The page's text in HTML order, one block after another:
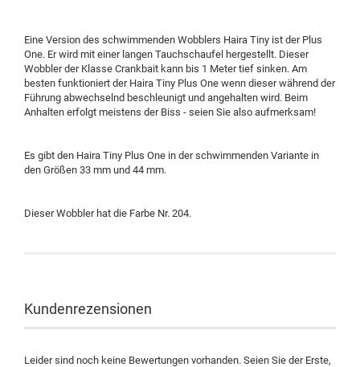
Eine Version des schwimmenden Wobblers Haira Tiny ist der Plus
One. Er wird mit einer langen Tauchschaufel hergestellt. Dieser
Wobbler der Klasse Crankbait kann bis 1 Meter tief sinken. Am
besten funktioniert der Haira Tiny Plus One wenn dieser während der
Führung abwechselnd beschleunigt und angehalten wird. Beim
Anhalten erfolgt meistens der Biss - seien Sie also aufmerksam!
Es gibt den Haira Tiny Plus One in der schwimmenden Variante in
den Größen 33 mm und 44 mm.
Dieser Wobbler hat die Farbe Nr. 204.
Kundenrezensionen
Leider sind noch keine Bewertungen vorhanden. Seien Sie der Erste,